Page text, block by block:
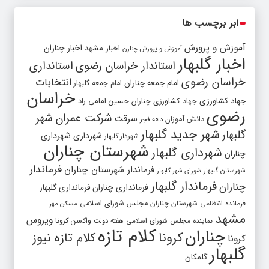
ابر برچسب ها
آموزش و پرورش آموزش و پرورش چنارن اخبار مشهد اخبار چناران
اخبار گلبهار استاندار خراسان رضویاستانداری
خراسان رضوی امام جمعه چناران امام جمعه گلبهار انتخابات
جهاد کشاورزی جهاد کشاورزی چناران حسین امامی راد خراسان
رضوی دانش آموزان دهه فجر سرقت شرکت عمران شهر
گلبهار شهر جدید گلبهار شهردار گلبهار شهرداری شهرداری
چناران شهرداری گلبهار شهرستان چناران
شهرستان گلبهار شورای شهر گلبهار فرماندار شهرستان چناران فرماندار
چنارانفرماندار گلبهار فرمانداری چنارانفرمانداری گلبهار
فرمانده انتظامی شهرستان چناران مجلس شورای اسلامی مسکن مهر
مشهد نماینده مجلس شورای اسلامی هفته دولت واکسن کرونا ویروس
کرونا چنارانکروناکلام تازهکلام تازه نیوز
گلبهار گلمکان